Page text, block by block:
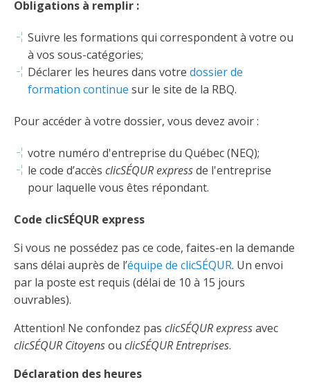
Taux horaires de référence pour des travaux
d’électricité en construction
Attention : Licence obligatoire
Mention Mixité
Déposer une plainte
Outils pour votre sécurité électrique
Inspection des travaux électriques
Lois et conseils
Identification des véhicules et des documents
Taux horaires de référence pour des travaux
Tarifs et contre-tarifs douaniers
Outils pratiques
Outils et calculateurs
Qui fait quoi?
Petites annonces
Publications
Admission à la CMEQ
Ressources informationnelles
Calendriers d'examen
Formulaires, guides et autres documents
informatifs
Foire aux questions sur la qualification
professionnelle
Service Démarrer une entreprise
lien
s’ouvrira
dans
une
nouvelle
Rapports et documentation
Rapports annuels de la CMEQ
Lois et règlements
Logo et normes graphiques
Annonces et publications
Événements
Abonnement – E2Q, FLASH INFO et autres
Perfectionnement de la main-d’œuvre
Mars, mois de la formation
Logos formation continue
Formations continue obligatoire
Obligation de formation des répondants
Suivre et déclarer ses heures de formations
Vidéos sur la formation continue obligatoire (FCO)
Foire aux questions obligation de formation des
répondants
Dispensateurs de formations
Obligations à remplir :
Suivre les formations qui correspondent à votre ou
à vos sous-catégories;
Déclarer les heures dans votre dossier de
formation continue sur le site de la RBQ.
Pour accéder à votre dossier, vous devez avoir :
votre numéro d'entreprise du Québec (NEQ);
le code d’accès clicSÉQUR expressde l'entreprise
pour laquelle vous êtes répondant.
Code clicSÉQUR express
Si vous ne possédez pas ce code, faites-en la demande
sans délai auprès de l’équipe de clicSÉQUR. Un envoi
par la poste est requis (délai de 10 à 15 jours
ouvrables).
Attention! Ne confondez pas clicSÉQUR expressavec
clicSÉQUR Citoyensou clicSÉQUR Entreprises.
Déclaration des heures